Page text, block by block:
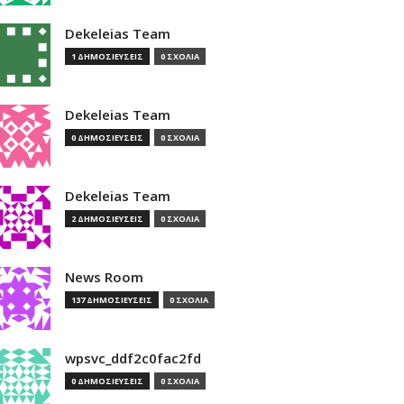
Dekeleias Team
1 ΔΗΜΟΣΙΕΥΣΕΙΣ 0 ΣΧΟΛΙΑ
Dekeleias Team
0 ΔΗΜΟΣΙΕΥΣΕΙΣ 0 ΣΧΟΛΙΑ
Dekeleias Team
2 ΔΗΜΟΣΙΕΥΣΕΙΣ 0 ΣΧΟΛΙΑ
News Room
137 ΔΗΜΟΣΙΕΥΣΕΙΣ 0 ΣΧΟΛΙΑ
wpsvc_ddf2c0fac2fd
0 ΔΗΜΟΣΙΕΥΣΕΙΣ 0 ΣΧΟΛΙΑ